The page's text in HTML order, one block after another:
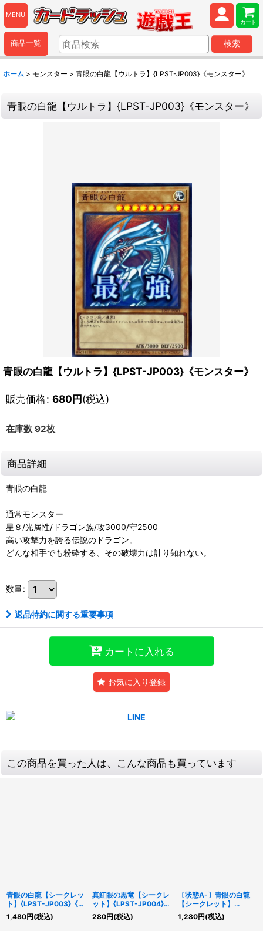
MENU
カート
商品一覧 検索
ホーム > モンスター > 青眼の白龍【ウルトラ】{LPST-JP003}《モンスター》
青眼の白龍【ウルトラ】{LPST-JP003}《モンスター》
青眼の白龍【ウルトラ】{LPST-JP003}《モンスター》
販売価格: 680円(税込)
在庫数 92枚
商品詳細
青眼の白龍
通常モンスター
星８/光属性/ドラゴン族/攻3000/守2500
高い攻撃力を誇る伝説のドラゴン。
どんな相手でも粉砕する、その破壊力は計り知れない。
数量:
返品特約に関する重要事項
カートに入れる
お気に入り登録
この商品を買った人は、こんな商品も買っています
青眼の白龍【シークレッ
ト】{LPST-JP003}《モ
ンスター》
1,480円(税込)
真紅眼の黒竜【シークレ
ット】{LPST-JP004}
《モンスター》
280円(税込)
〔状態A-〕青眼の白龍
【シークレット】
{LPST-JP003}《モンス
ター》
1,280円(税込)